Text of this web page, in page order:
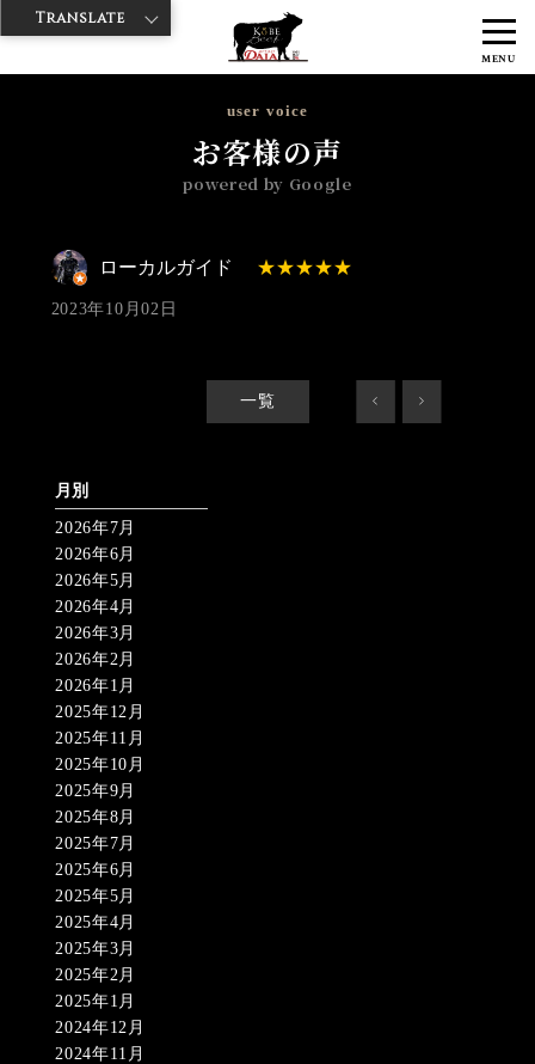
MENU
神戸牛ダイヤ > 神戸牛ダイア 浅草国際通り店 >ロ
ーカルガイド 2023/10/02 No_review
user voice
お客様の声
powered by Google
ローカルガイド
2023年10月02日
一覧 < >
月別
2026年7月
2026年6月
2026年5月
2026年4月
2026年3月
2026年2月
2026年1月
2025年12月
2025年11月
2025年10月
2025年9月
2025年8月
2025年7月
2025年6月
2025年5月
2025年4月
2025年3月
2025年2月
2025年1月
2024年12月
2024年11月
Translate